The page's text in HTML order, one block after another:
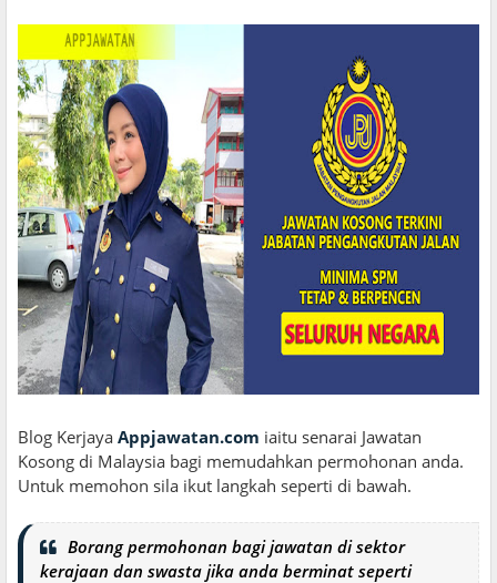
Blog Kerjaya Appjawatan.com iaitu senarai Jawatan
Kosong di Malaysia bagi memudahkan permohonan anda.
Untuk memohon sila ikut langkah seperti di bawah.
Borang permohonan bagi jawatan di sektor
kerajaan dan swasta jika anda berminat seperti